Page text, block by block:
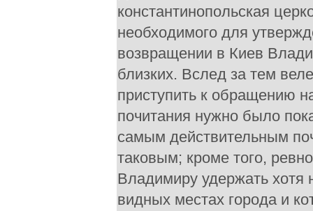
константинопольская
необходимого для
возвращении в Киев
близких. Вслед за тем
приступить к обращению
почитания нужно было
самым действительным
таковым; кроме того,
Владимиру удержать хотя
видных местах города и